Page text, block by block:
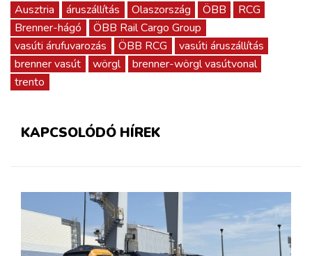
Ausztria
áruszállítás Olaszország ÖBB
RCG
Brenner-hágó
ÖBB Rail Cargo Group
vasúti árufuvarozás
ÖBB RCG
vasúti áruszállítás
brenner vasút
wörgl
brenner-wörgl vasútvonal
trento
KAPCSOLÓDÓ HÍREK